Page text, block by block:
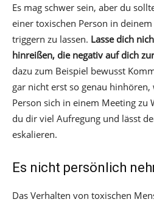
Es mag schwer sein, aber du
einer toxischen Person in
triggern zu lassen. Lasse dich
hinreißen, die negativ auf dich
dazu zum Beispiel bewusst
gar nicht erst so genau
Person sich in einem Meeting zu
du dir viel Aufregung und lässt
eskalieren.
Es nicht persönlich
Das Verhalten von toxischen